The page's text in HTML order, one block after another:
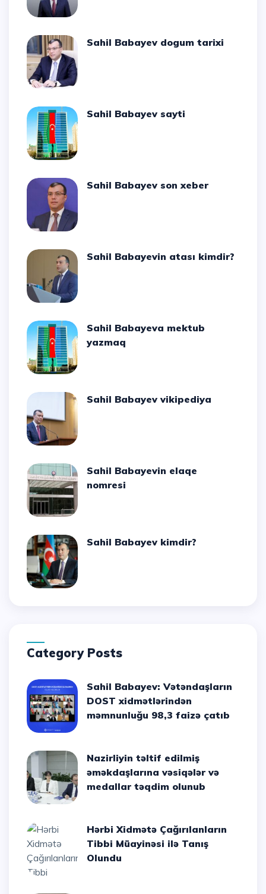
Sahil Babayev dogum tarixi
Sahil Babayev sayti
Sahil Babayev son xeber
Sahil Babayevin atası kimdir?
Sahil Babayeva mektub
yazmaq
Sahil Babayev vikipediya
Sahil Babayevin elaqe
nomresi
Sahil Babayev kimdir?
Category Posts
Sahil Babayev: Vətəndaşların
DOST xidmətlərindən
məmnunluğu 98,3 faizə çatıb
Nazirliyin təltif edilmiş
əməkdaşlarına vəsiqələr və
medallar təqdim olunub
Hərbi Xidmətə Çağırılanların
Tibbi Müayinəsi ilə Tanış
Olundu